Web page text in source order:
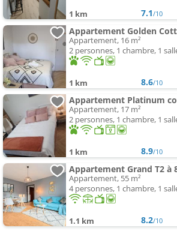
1 km 7.1/10
Appartement, 16 m²
2 personnes, 1 chambre, 1
1 km 8.6/10
Appartement Platinum
Appartement, 17 m²
2 personnes, 1 chambre, 1
1 km 8.9/10
Appartement, 55 m²
4 personnes, 1 chambre, 1
1.1 km 8.2/10